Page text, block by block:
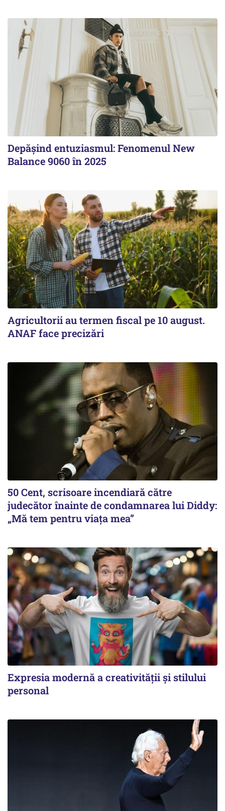
Depășind entuziasmul: Fenomenul New
Balance 9060 în 2025
Agricultorii au termen fiscal pe 10 august.
ANAF face precizări
50 Cent, scrisoare incendiară către
judecător înainte de condamnarea lui Diddy:
„Mă tem pentru viața mea”
Expresia modernă a creativității și stilului
personal